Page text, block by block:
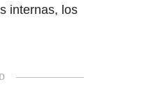
internas, los